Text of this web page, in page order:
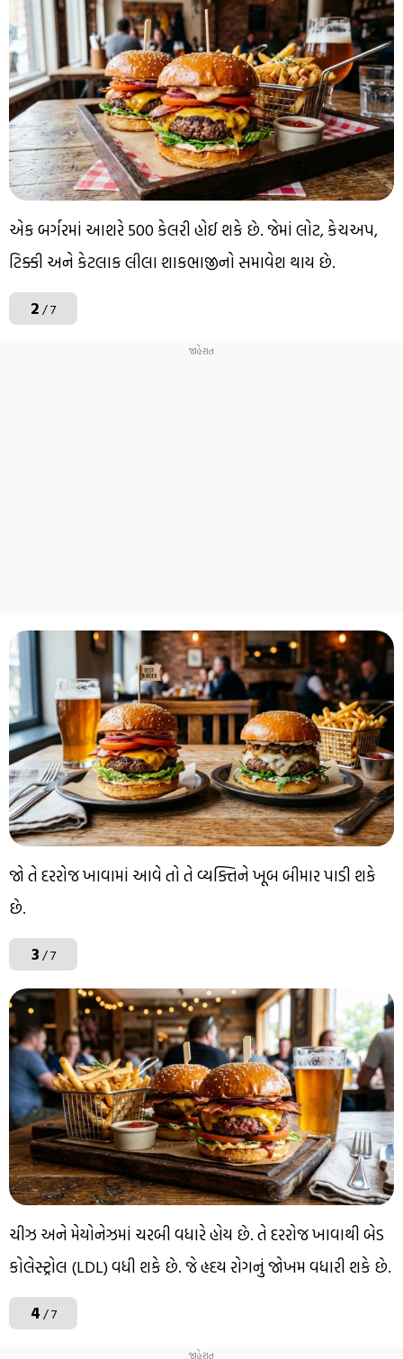
એક બર્ગરમાં આશરે 500 કેલરી હોઈ શકે છે. જેમાં લોટ, કેચઅપ,
ટિક્કી અને કેટલાક લીલા શાકભાજીનો સમાવેશ થાય છે.
2/ 7
જો તે દરરોજ ખાવામાં આવે તો તે વ્યક્તિને ખૂબ બીમાર પાડી શકે
છે.
3/ 7
ચીઝ અને મેયોનેઝમાં ચરબી વધારે હોય છે. તે દરરોજ ખાવાથી બેડ
કોલેસ્ટ્રોલ (LDL) વધી શકે છે. જે હૃદય રોગનું જોખમ વધારી શકે છે.
4/ 7